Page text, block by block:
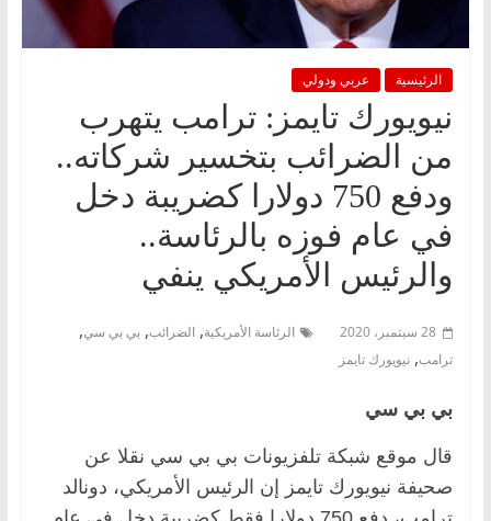
الرئيسية عربي ودولي
نيويورك تايمز: ترامب يتهرب
من الضرائب بتخسير شركاته..
ودفع 750 دولارا كضريبة دخل
في عام فوزه بالرئاسة..
والرئيس الأمريكي ينفي
28 سبتمبر، 2020 الرئاسة الأمريكية, الضرائب, بي بي سي,
ترامب, نيويورك تايمز
بي بي سي
قال موقع شبكة تلفزيونات بي بي سي نقلا عن
صحيفة نيويورك تايمز إن الرئيس الأمريكي، دونالد